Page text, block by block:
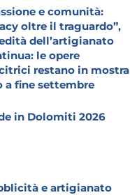
e comunità:
oltre il traguardo”,
dell’artigianato
le opere
restano in mostra
a fine settembre
in Dolomiti 2026
e artigianato